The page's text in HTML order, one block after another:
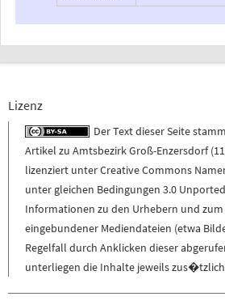
Lizenz
Der Text dieser Seite
Artikel zu Amtsbezirk Groß-Enzersdorf(
lizenziert unterCreative Commons
unter gleichen Bedingungen 3.0 Unported
Informationen zu den Urhebern und
eingebundener Mediendateien (etwa
Regelfall durch Anklicken dieser
unterliegen die Inhalte jeweils